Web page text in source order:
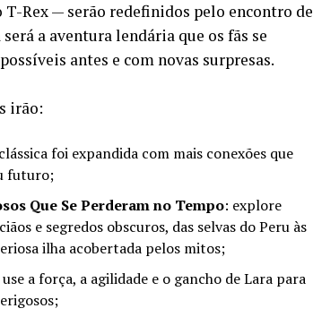
Rex — serão redefinidos pelo encontro de
a aventura lendária que os fãs se
antes e com novas surpresas.
irão:
foi expandida com mais conexões que
futuro;
Que Se Perderam no Tempo: explore
e segredos obscuros, das selvas do Peru às
ilha acobertada pelos mitos;
use a força, a agilidade e o gancho de Lara para